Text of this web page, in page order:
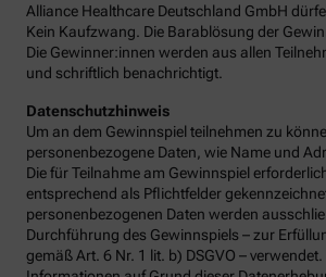
Alliance Healthcare Deutschland GmbH
Kein Kaufzwang. Die Barablösung der
Die Gewinner:innen werden aus allen
und schriftlich benachrichtigt.
Datenschutzhinweis
Um an dem Gewinnspiel teilnehmen zu
personenbezogene Daten, wie Name und
Die für Teilnahme am Gewinnspiel
entsprechend als Pflichtfelder
personenbezogenen Daten werden
Durchführung des Gewinnspiels – zur
gemäß Art. 6 Nr. 1 lit. b) DSGVO – verwendet.